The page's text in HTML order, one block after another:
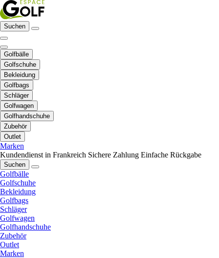
Suchen
Golfbälle
Golfschuhe
Bekleidung
Golfbags
Schläger
Golfwagen
Golfhandschuhe
Zubehör
Outlet
Marken
Kundendienst in Frankreich Sichere Zahlung Einfache Rückgabe
Suchen
Golfbälle
Golfschuhe
Bekleidung
Golfbags
Schläger
Golfwagen
Golfhandschuhe
Zubehör
Outlet
Marken